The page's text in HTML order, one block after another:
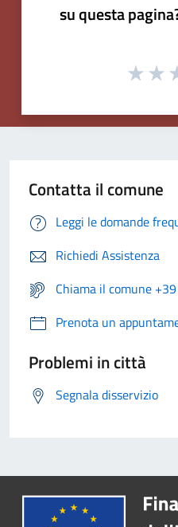
su questa
Contatta il comune
Leggi le domande
Richiedi Assistenza
Chiama il comune
Prenota un
Problemi in città
Segnala disservizio